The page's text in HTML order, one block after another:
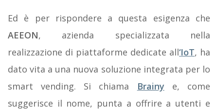
Ed è per rispondere a questa esigenza che
AEEON, azienda specializzata nella
realizzazione di piattaforme dedicate all‘IoT, ha
dato vita a una nuova soluzione integrata per lo
smart vending. Si chiama Brainy e, come
suggerisce il nome, punta a offrire a utenti e